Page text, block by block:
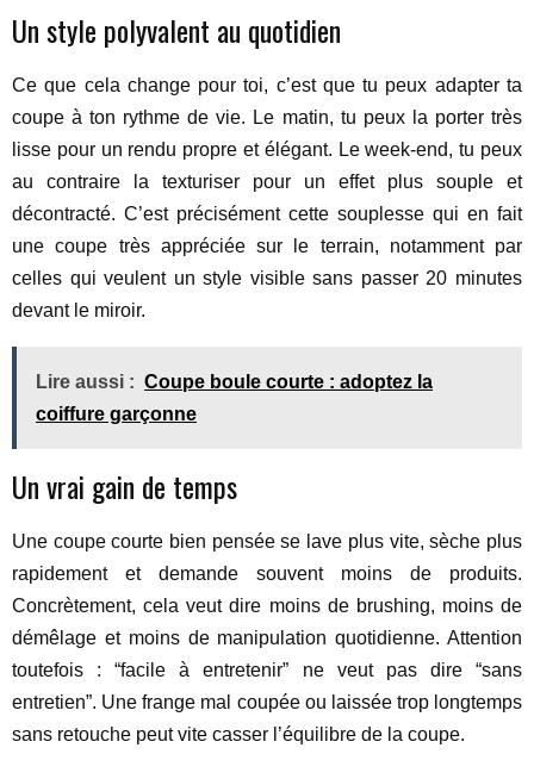
Un style polyvalent au quotidien
Ce que cela change pour toi, c’est que tu peux adapter ta
coupe à ton rythme de vie. Le matin, tu peux la porter très
lisse pour un rendu propre et élégant. Le week-end, tu peux
au contraire la texturiser pour un effet plus souple et
décontracté. C’est précisément cette souplesse qui en fait
une coupe très appréciée sur le terrain, notamment par
celles qui veulent un style visible sans passer 20 minutes
devant le miroir.
Lire aussi : Coupe boule courte : adoptez la
coiffure garçonne
Un vrai gain de temps
Une coupe courte bien pensée se lave plus vite, sèche plus
rapidement et demande souvent moins de produits.
Concrètement, cela veut dire moins de brushing, moins de
démêlage et moins de manipulation quotidienne. Attention
toutefois : “facile à entretenir” ne veut pas dire “sans
entretien”. Une frange mal coupée ou laissée trop longtemps
sans retouche peut vite casser l’équilibre de la coupe.